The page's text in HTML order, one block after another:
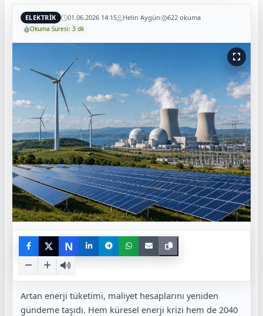
ELEKTRİK 01.06.2026 14:15 Helin Aygün 622 okuma
Okuma Süresi: 3 dk
N
Artan enerji tüketimi, maliyet hesaplarını yeniden
gündeme taşıdı. Hem küresel enerji krizi hem de 2040